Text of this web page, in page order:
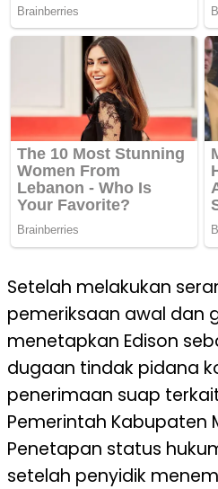
Setelah melakukan
pemeriksaan awal dan
menetapkan Edison
dugaan tindak pidana
penerimaan suap
Pemerintah Kabupaten
Penetapan status
setelah penyidik